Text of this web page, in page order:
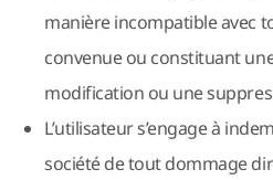
manière incompatible avec
convenue ou constituant
modification ou une
L’utilisateur s’engage à
société de tout dommage